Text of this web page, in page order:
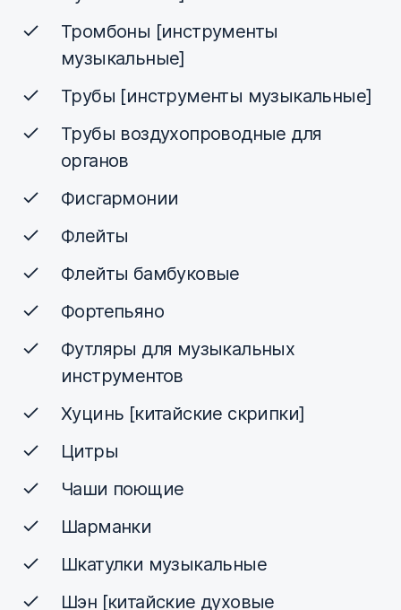
Тромбоны [инструменты
музыкальные]
Трубы [инструменты музыкальные]
Трубы воздухопроводные для
органов
Фисгармонии
Флейты
Флейты бамбуковые
Фортепьяно
Футляры для музыкальных
инструментов
Хуцинь [китайские скрипки]
Цитры
Чаши поющие
Шарманки
Шкатулки музыкальные
Шэн [китайские духовые